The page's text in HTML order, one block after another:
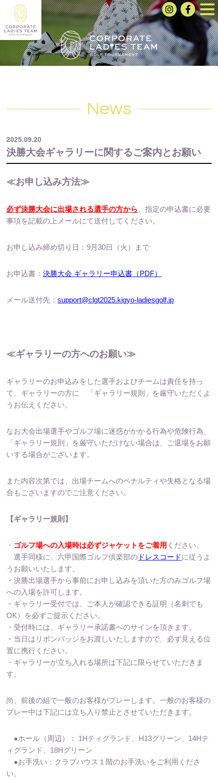
News
2025.09.20
決勝大会ギャラリーに関するご案内とお願い
≪お申し込み方法≫
必ず決勝大会に出場される選手の方から 、指定の申込書に必要
事項を記載の上メールにて送付してください。
お申し込み締め切り日：9月30日（火）まで
お申込書：決勝大会 ギャラリー申込書（PDF）
メール送付先：support@clgt2025.kigyo-ladiesgolf.jp
≪ギャラリーの方へのお願い≫
ギャラリーのお申込みをした選手およびチームは責任を持っ
て、ギャラリーの方に 「ギャラリー規則」を厳守いただくよ
うお伝えください。
なお大会出場選手やゴルフ場に迷惑がかかる行為や危険行為、
「ギャラリー規則」を厳守いただけない場合は、ご退場をお願
いする場合がございます。
また内容次第では、出場チームへのペナルティや失格となる場
合もございますのでご注意ください。
【ギャラリー規則】
・ ゴルフ場への入場時は必ずジャケットをご着用 ください。
選手同様に、六甲国際ゴルフ倶楽部の ドレスコードに従うよ
うお願いいたします。
・決勝出場選手から事前にお申し込みを頂いた方のみゴルフ場
への入場を許可します。
・ギャラリー受付では、ご本人が確認できる証明（名刺でも
OK）を必ずご提示ください。
・受付時には、ギャラリー承諾書へのサインを頂きます。
・当日はリボンバッジをお渡しいたしますので、必ず見える位
置に携行ください。
・ギャラリーが立ち入れる場所は下記に限らせていただきま
す。
尚、前後の組で一般のお客様がプレーします。一般のお客様の
プレー中は下記には立ち入り禁止とさせていただきます。
●ホール（周辺）： 1Hティグランド、H13グリーン、14Hテ
ィグランド、18Hグリーン
●お手洗い：クラブハウス１階のお手洗いをご利用くださ
い。